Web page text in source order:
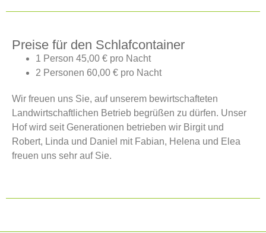
Preise für den Schlafcontainer
1 Person 45,00 € pro Nacht
2 Personen 60,00 € pro Nacht
Wir freuen uns Sie, auf unserem bewirtschafteten
Landwirtschaftlichen Betrieb begrüßen zu dürfen. Unser
Hof wird seit Generationen betrieben wir Birgit und
Robert, Linda und Daniel mit Fabian, Helena und Elea
freuen uns sehr auf Sie.